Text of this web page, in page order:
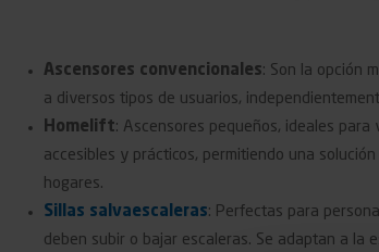
Ascensores convencionales: Son la opción
a diversos tipos de usuarios,
Homelift: Ascensores pequeños, ideales para
accesibles y prácticos, permitiendo una
hogares.
Sillas salvaescaleras: Perfectas para
deben subir o bajar escaleras. Se adaptan a la